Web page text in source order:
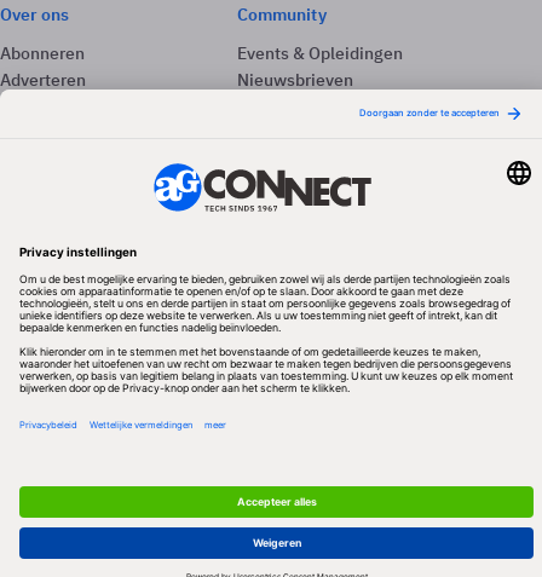
Over ons
Abonneren
Adverteren
Community
Events & Opleidingen
Nieuwsbrieven
Redactionele partner
Privacy & Cookies